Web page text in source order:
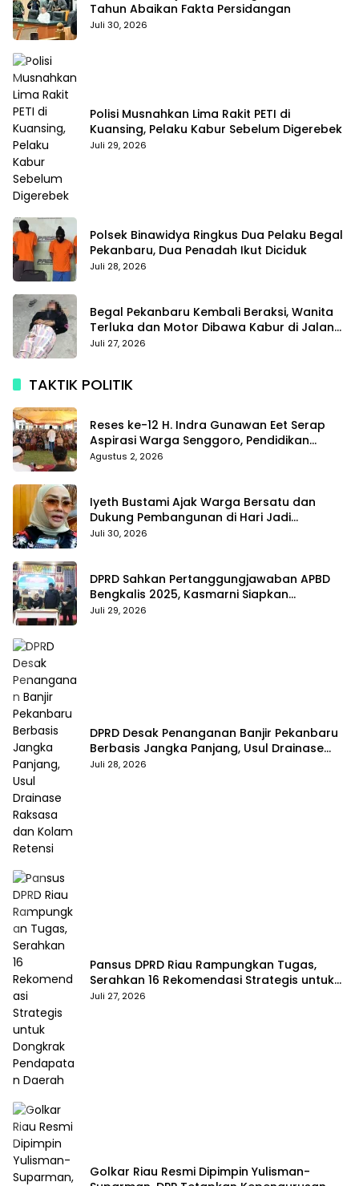
Tahun Abaikan Fakta Persidangan
Juli 30, 2026
Polisi Musnahkan Lima Rakit PETI di
Kuansing, Pelaku Kabur Sebelum Digerebek
Juli 29, 2026
Polsek Binawidya Ringkus Dua Pelaku Begal
Pekanbaru, Dua Penadah Ikut Diciduk
Juli 28, 2026
Begal Pekanbaru Kembali Beraksi, Wanita
Terluka dan Motor Dibawa Kabur di Jalan
Teropong
Juli 27, 2026
TAKTIK POLITIK
Reses ke-12 H. Indra Gunawan Eet Serap
Aspirasi Warga Senggoro, Pendidikan
hingga BPJS Jadi Sorotan
Agustus 2, 2026
Iyeth Bustami Ajak Warga Bersatu dan
Dukung Pembangunan di Hari Jadi
Bengkalis ke-514
Juli 30, 2026
DPRD Sahkan Pertanggungjawaban APBD
Bengkalis 2025, Kasmarni Siapkan
Pemanfaatan SiLPA
Juli 29, 2026
DPRD Desak Penanganan Banjir Pekanbaru
Berbasis Jangka Panjang, Usul Drainase
Raksasa dan Kolam Retensi
Juli 28, 2026
Pansus DPRD Riau Rampungkan Tugas,
Serahkan 16 Rekomendasi Strategis untuk
Dongkrak Pendapatan Daerah
Juli 27, 2026
Golkar Riau Resmi Dipimpin Yulisman-